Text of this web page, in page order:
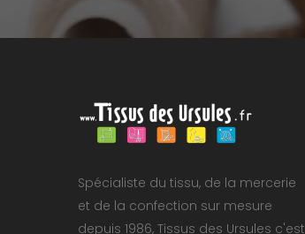
Spécialiste du tissu, de la mercerie
et de la confection sur mesure
depuis 1986, Tissus des Ursules c'est